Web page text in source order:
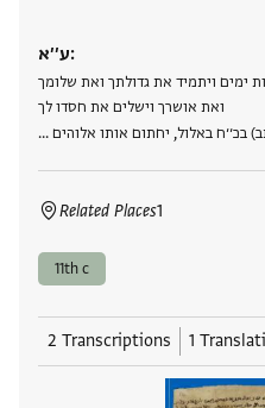
ע׳׳א:
ימים ויתמיד את גדולתך ואת שלומך
ואת אושרך וישלים את חסדו לך
בכ׳׳ח באלול, יחתום אותו אלוהים …
Related Places1
11th c
2 Transcriptions 1